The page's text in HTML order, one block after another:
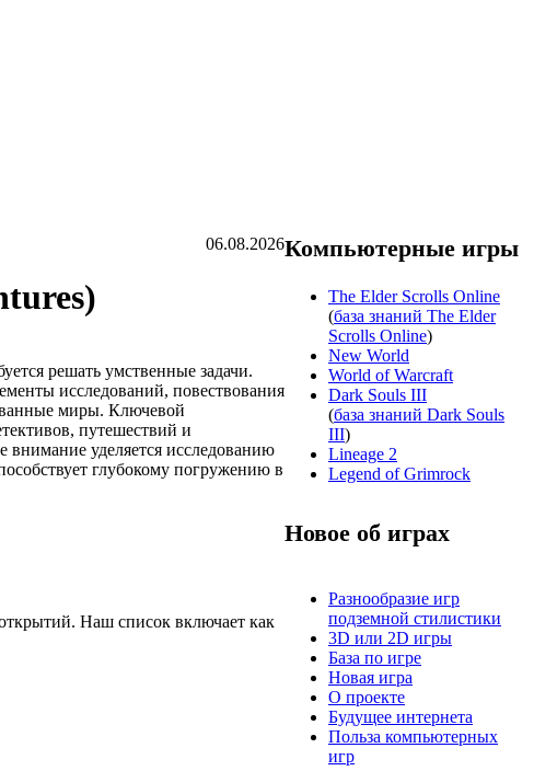
06.08.2026
решать умственные задачи.
исследований, повествования
миры. Ключевой
путешествий и
уделяется исследованию
глубокому погружению в
Наш список включает как
Компьютерные игры
The Elder Scrolls Online
(база знаний The Elder
Scrolls Online)
New World
World of Warcraft
Dark Souls III
(база знаний Dark Souls
III)
Lineage 2
Legend of Grimrock
Новое об играх
Разнообразие игр
подземной стилистики
3D или 2D игры
База по игре
Новая игра
О проекте
Будущее интернета
Польза компьютерных
игр